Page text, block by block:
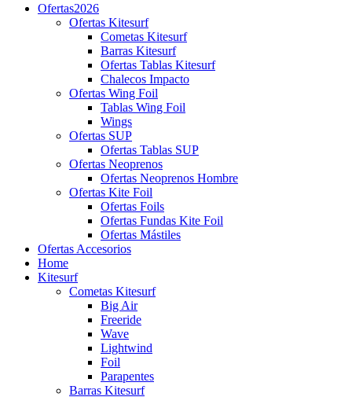
Ofertas2026
Ofertas Kitesurf
Cometas Kitesurf
Barras Kitesurf
Ofertas Tablas Kitesurf
Chalecos Impacto
Ofertas Wing Foil
Tablas Wing Foil
Wings
Ofertas SUP
Ofertas Tablas SUP
Ofertas Neoprenos
Ofertas Neoprenos Hombre
Ofertas Kite Foil
Ofertas Foils
Ofertas Fundas Kite Foil
Ofertas Mástiles
Ofertas Accesorios
Home
Kitesurf
Cometas Kitesurf
Big Air
Freeride
Wave
Lightwind
Foil
Parapentes
Barras Kitesurf